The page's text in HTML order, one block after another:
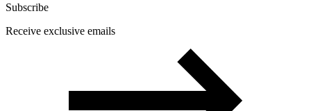
Subscribe
Receive exclusive emails